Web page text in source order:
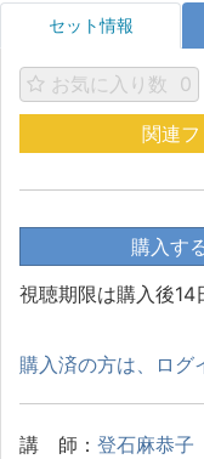
セット情報
お気に入り数 0
関連
購入す
視聴期限は購入後14
購入済の方は、ログ
講 師： 登石麻恭子